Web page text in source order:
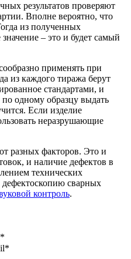
результатов проверяют
Вполне вероятно, что
из полученных
– это и будет самый
применять при
из каждого тиража берут
стандартами, и
по одному образцу выдать
Если изделие
неразрушающие
разных факторов. Это и
и наличие дефектов в
технических
дефектоскопию сварных
контроль.